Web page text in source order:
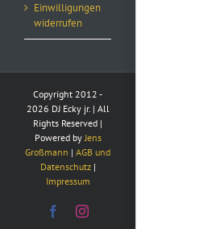
Einwilligungen
widerrufen
Copyright 2012 -
2026 DJ Ecky jr. | All
Rights Reserved |
Powered byJens
Großmann | AGB und
Datenschutz|
Impressum
FacebookInstagram